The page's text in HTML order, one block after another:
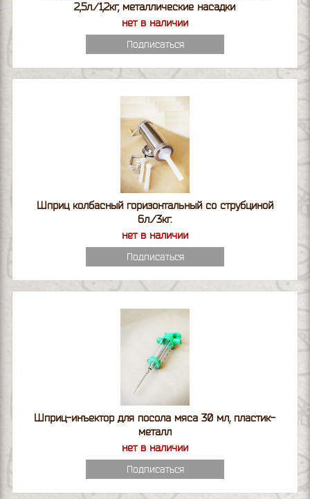
2,5л./1,2кг, металлические насадки
нет в наличии
Подписаться
Шприц колбасный горизонтальный со струбциной
6л./3кг.
нет в наличии
Подписаться
Шприц-инъектор для посола мяса 30 мл, пластик-
металл
нет в наличии
Подписаться